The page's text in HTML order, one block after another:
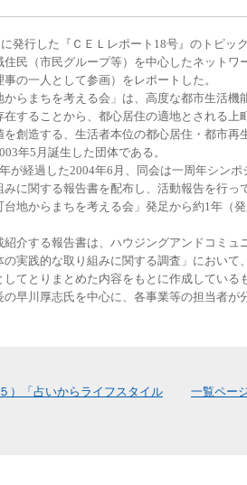
発行した『ＣＥＬレポート18号』のトピッ
住民（市民グループ等）を中心したネット
事の一人として参画）をレポートした。
からまちを考える会」は、高度な都市生活
在することから、都心居住の適地とされる
を創造する、生活者本位の都心居住・都市
年5月誕生した団体である。
が経過した2004年6月、同会は一周年シン
みに関する報告書を配布し、活動報告を行
台地からまちを考える会」発足から約1年（
紹介する報告書は、ハウジングアンドコミュ
の実践的な取り組みに関する調査」におい
してとりまとめた内容をもとに作成してい
の早川厚志氏を中心に、各事業等の担当者が
）「占いからライフスタイル 一覧ペー